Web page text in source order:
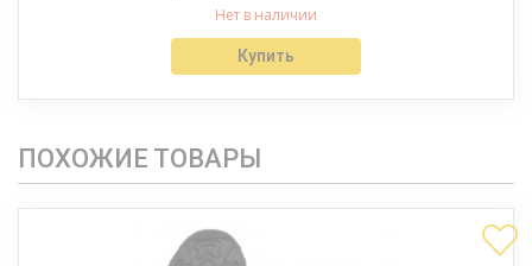
Нет в наличии
Купить
ПОХОЖИЕ ТОВАРЫ